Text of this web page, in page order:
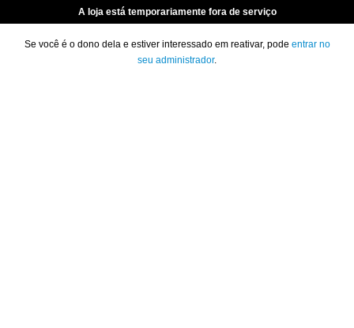
A loja está temporariamente fora de serviço
Se você é o dono dela e estiver interessado em reativar, pode entrar no
seu administrador.